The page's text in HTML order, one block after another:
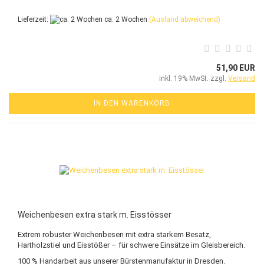
Lieferzeit: ca. 2 Wochen (Ausland abweichend)
51,90 EUR
inkl. 19% MwSt. zzgl. Versand
IN DEN WARENKORB
Weichenbesen extra stark m. Eisstösser
Extrem robuster Weichenbesen mit extra starkem Besatz,
Hartholzstiel und Eisstößer – für schwere Einsätze im Gleisbereich.
100 % Handarbeit aus unserer Bürstenmanufaktur in Dresden.